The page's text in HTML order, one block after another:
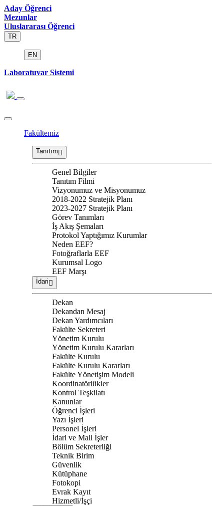
Aday Öğrenci
Mezunlar
Uluslararası Öğrenci
TR
EN
Laboratuvar Sistemi
Fakültemiz
Tanıtım
Genel Bilgiler
Tanıtım Filmi
Vizyonumuz ve Misyonumuz
2018-2022 Stratejik Planı
2023-2027 Stratejik Planı
Görev Tanımları
İş Akış Şemaları
Protokol Yaptığımız Kurumlar
Neden EEF?
Fotoğraflarla EEF
Kurumsal Logo
EEF Marşı
İdari
Dekan
Dekandan Mesaj
Dekan Yardımcıları
Fakülte Sekreteri
Yönetim Kurulu
Yönetim Kurulu Kararları
Fakülte Kurulu
Fakülte Kurulu Kararları
Fakülte Yönetişim Modeli
Koordinatörlükler
Kontrol Teşkilatı
Kanunlar
Öğrenci İşleri
Yazı İşleri
Personel İşleri
İdari ve Mali İşler
Bölüm Sekreterliği
Teknik Birim
Güvenlik
Kütüphane
Fotokopi
Evrak Kayıt
Hizmetli/İşçi